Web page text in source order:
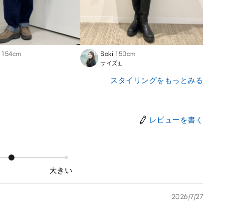
154cm Saki 150cm
サイズ:L
スタイリングをもっとみる
レビューを書く
大きい
2026/7/27